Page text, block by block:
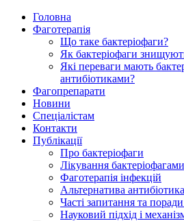
Головна
Фаготерапія
Що таке бактеріофаги?
Як бактеріофаги
Які переваги мають
антибіотиками?
Фагопрепарати
Новини
Спеціалістам
Контакти
Публікації
Про бактеріофаги
Лікування бактеріофагами
Фаготерапія інфекцій
Альтернатива
Часті запитання та поради
Науковий підхід і